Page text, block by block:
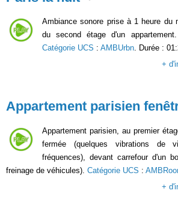
Ambiance sonore prise à 1 heure du
du second étage d'un
Catégorie UCS : AMBUrbn. Durée :
+
Appartement parisien
Appartement parisien, au premier
fermée (quelques vibrations de
fréquences), devant carrefour d'un
freinage de véhicules). Catégorie UCS :
+